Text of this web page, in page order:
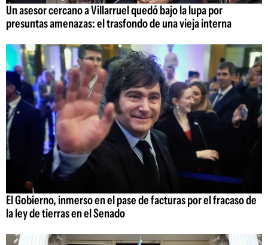
Un asesor cercano a Villarruel quedó bajo la lupa por
presuntas amenazas: el trasfondo de una vieja interna
El Gobierno, inmerso en el pase de facturas por el fracaso de
la ley de tierras en el Senado